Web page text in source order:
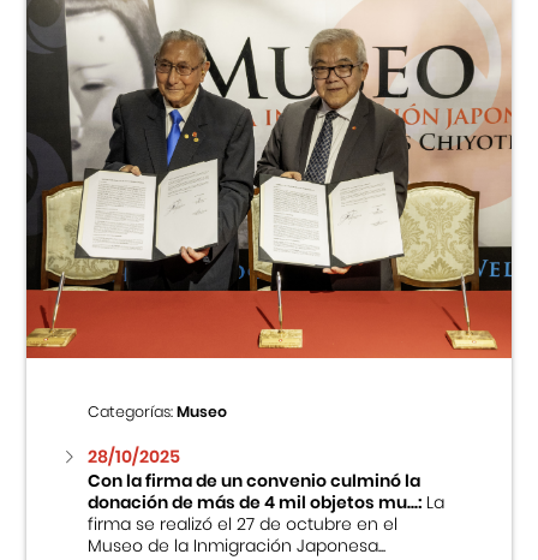
Categorías:Museo
28/10/2025
Con la firma de un convenio culminó la
donación de más de 4 mil objetos mu...:La
firma se realizó el 27 de octubre en el
Museo de la Inmigración Japonesa...